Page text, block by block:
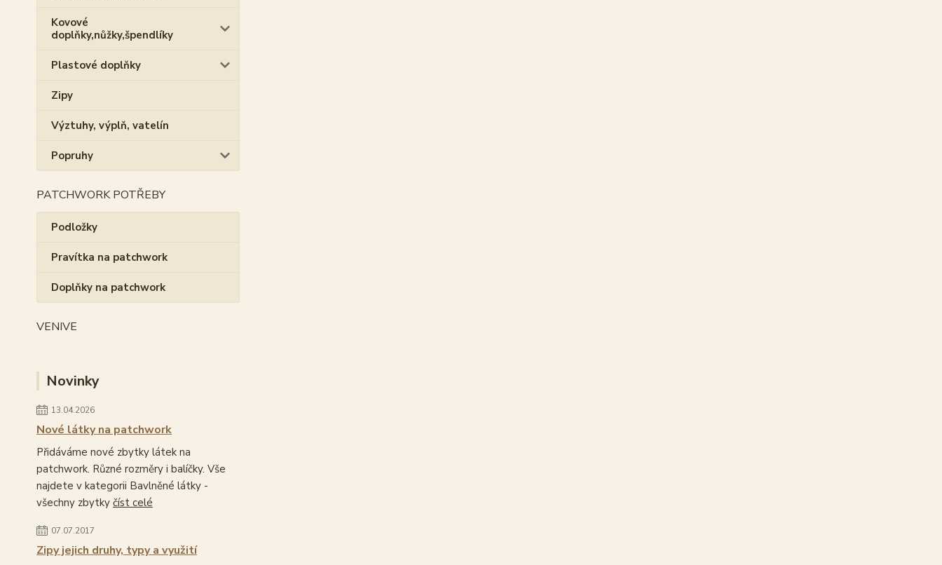
Kovové
doplňky,nůžky,špendlíky
Plastové doplňky
Zipy
Výztuhy, výplň, vatelín
Popruhy
PATCHWORK POTŘEBY
Podložky
Pravítka na patchwork
Doplňky na patchwork
VENIVE
Novinky
13.04.2026
Nové látky na patchwork
Přidáváme nové zbytky látek na
patchwork. Různé rozměry i balíčky. Vše
najdete v kategorii Bavlněné látky -
všechny zbytky číst celé
07.07.2017
Zipy jejich druhy, typy a využití